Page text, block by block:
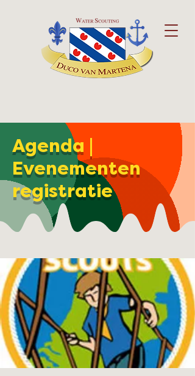
Agenda |
Evenementen
registratie